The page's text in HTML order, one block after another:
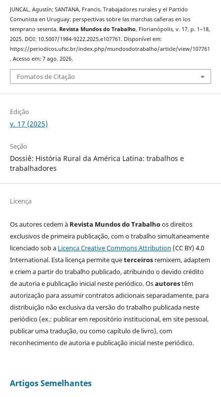
JUNCAL, Agustín; SANTANA, Francis. Trabajadores rurales y el Partido
Comunista en Uruguay: perspectivas sobre las marchas cañeras en los
temprano sesenta. Revista Mundos do Trabalho, Florianópolis, v. 17, p. 1–18,
2025. DOI: 10.5007/1984-9222.2025.e107761. Disponível em:
https://periodicos.ufsc.br/index.php/mundosdotrabalho/article/view/107761
. Acesso em: 7 ago. 2026.
Fomatos de Citação
Edição
v. 17 (2025)
Seção
Dossiê: História Rural da América Latina: trabalhos e
trabalhadores
Licença
Os autores cedem à Revista Mundos do Trabalhoos direitos
exclusivos de primeira publicação, com o trabalho simultaneamente
licenciado sob a Licença Creative Commons Attribution (CC BY) 4.0
International. Esta licença permite queterceirosremixem, adaptem
e criem a partir do trabalho publicado, atribuindo o devido crédito
de autoria e publicação inicial neste periódico. Osautorestêm
autorização para assumir contratos adicionais separadamente, para
distribuição não exclusiva da versão do trabalho publicada neste
periódico (ex.: publicar em repositório institucional, em site pessoal,
publicar uma tradução, ou como capítulo de livro), com
reconhecimento de autoria e publicação inicial neste periódico.
Artigos Semelhantes